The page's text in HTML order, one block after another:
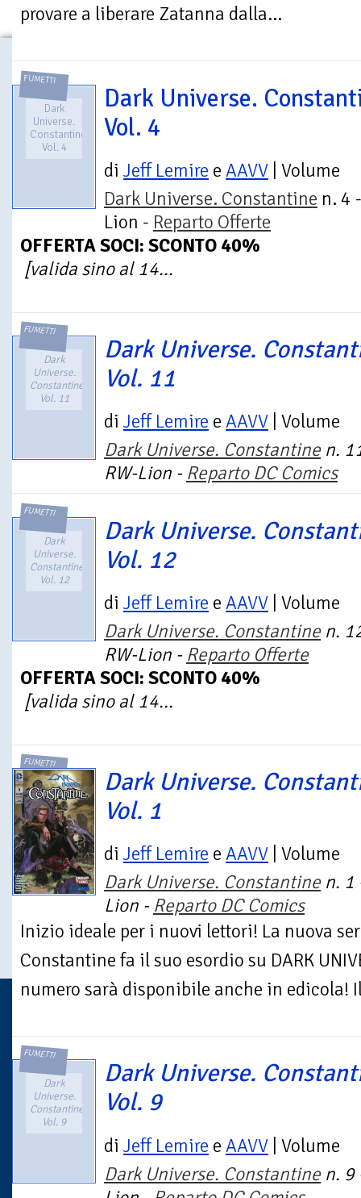
provare a liberare Zatanna dalla...
FUMETTI
Dark
Universe.
Constantine.
Vol. 4
Dark Universe.
Vol. 4
di Jeff Lemire e AAVV | Volume
Dark Universe. Constantine n. 4
Lion - Reparto Offerte
OFFERTA SOCI: SCONTO 40%
[valida sino al 14...
FUMETTI
Dark
Universe.
Constantine.
Vol. 11
Dark Universe.
Vol. 11
di Jeff Lemire e AAVV | Volume
Dark Universe. Constantinen.
RW-Lion - Reparto DC Comics
FUMETTI
Dark
Universe.
Constantine.
Vol. 12
Dark Universe.
Vol. 12
di Jeff Lemire e AAVV | Volume
Dark Universe. Constantinen.
RW-Lion - Reparto Offerte
OFFERTA SOCI: SCONTO 40%
[valida sino al 14...
FUMETTI
Dark Universe.
Vol. 1
di Jeff Lemire e AAVV | Volume
Dark Universe. Constantinen. 1
Lion - Reparto DC Comics
Inizio ideale per i nuovi lettori! La nuova
Constantine fa il suo esordio su DARK
numero sarà disponibile anche in edicola!
FUMETTI
Dark
Universe.
Constantine.
Vol. 9
Dark Universe.
Vol. 9
di Jeff Lemire e AAVV | Volume
Dark Universe. Constantinen. 9